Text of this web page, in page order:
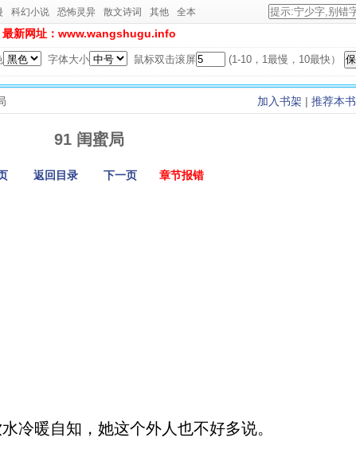
科幻小说 恐怖灵异 散文诗词 其他 全本
最新网址：www.wangshugu.info
字体大小 鼠标双击滚屏 (1-10，1最慢，10最快）
加入书架 | 推荐本书
91 闺蜜局
返回目录 下一页 章节报错
暖自知，她这个外人也不好多说。